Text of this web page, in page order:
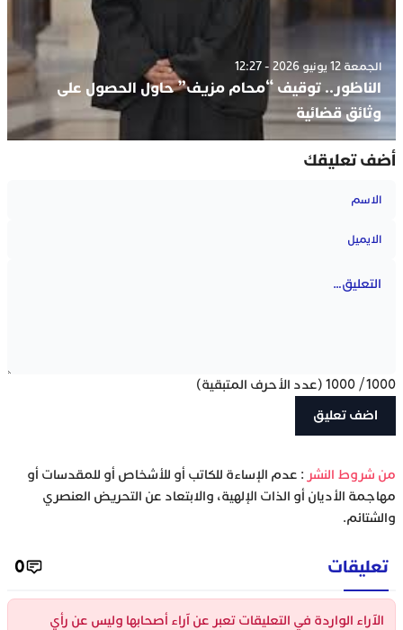
الجمعة 12 يونيو 2026 - 12:27
الناظور.. توقيف “محام مزيف” حاول الحصول على
وثائق قضائية
أضف تعليقك
1000
/
1000 (عدد الأحرف المتبقية)
‫من شروط النشر : عدم الإساءة للكاتب أو للأشخاص أو للمقدسات أو
مهاجمة الأديان أو الذات الإلهية، والابتعاد عن التحريض العنصري
والشتائم.
تعليقات 0
الآراء الواردة في التعليقات تعبر عن آراء أصحابها وليس عن رأي